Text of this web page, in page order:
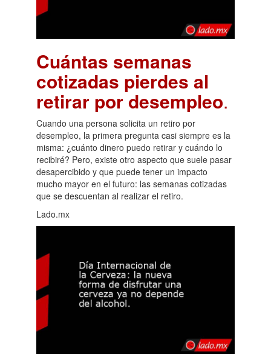
Cuántas semanas
cotizadas pierdes al
retirar por desempleo.
Cuando una persona solicita un retiro por
desempleo, la primera pregunta casi siempre es la
misma: ¿cuánto dinero puedo retirar y cuándo lo
recibiré? Pero, existe otro aspecto que suele pasar
desapercibido y que puede tener un impacto
mucho mayor en el futuro: las semanas cotizadas
que se descuentan al realizar el retiro.
Lado.mx